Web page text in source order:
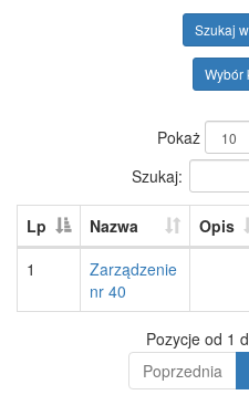
Szukaj
Wybór
Pokaż
Szukaj:
Lp Nazwa Opis
1
Zarządzenie
nr 40
Pozycje od 1
Poprzednia